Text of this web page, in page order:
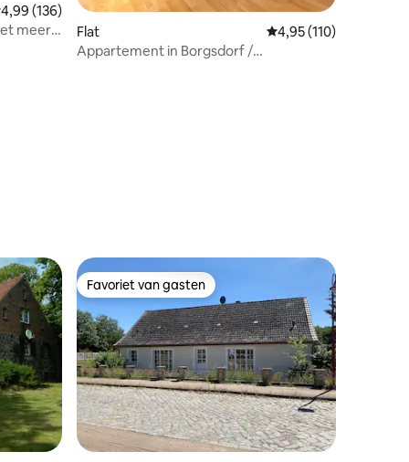
beoordeling van 4,99 op 5, 136 recensies
4,99 (136)
meer
Flat Gemiddelde
4,95 (110)
Appartement in Borgsdorf /
Favoriet van gasten
Favoriet van gasten